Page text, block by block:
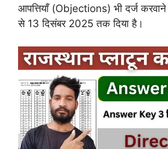
आपत्तियाँ (Objections) भी दर्ज
से 13 दिसंबर 2025 तक दिया है।